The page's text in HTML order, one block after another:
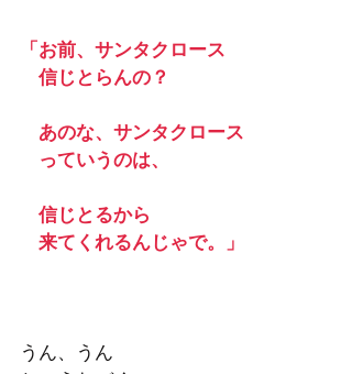
「お前、サンタクロース
信じとらんの？
あのな、サンタクロース
っていうのは、
信じとるから
来てくれるんじゃで。」
うん、うん